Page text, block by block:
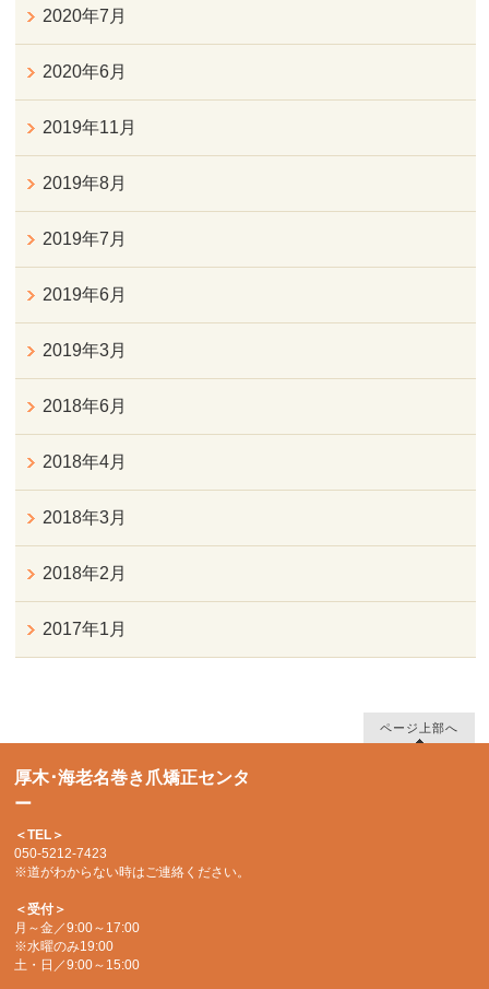
2020年7月
2020年6月
2019年11月
2019年8月
2019年7月
2019年6月
2019年3月
2018年6月
2018年4月
2018年3月
2018年2月
2017年1月
ページ上部へ
厚木･海老名巻き爪矯正センタ
ー
＜TEL＞
050-5212-7423
※道がわからない時はご連絡ください。
＜受付＞
月～金／9:00～17:00
※水曜のみ19:00
土・日／9:00～15:00